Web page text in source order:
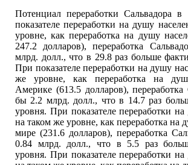
Потенциал переработки Сальвадора
показателе переработки на душу
уровне, как переработка на душу
247.2 долларов), переработка
млрд. долл., что в 29.8 раз больше
При показателе переработки на душу
же уровне, как переработка на
Америке (613.5 долларов),
бы 2.2 млрд. долл., что в 14.7 раз
уровня. При показателе переработки
на таком же уровне, как переработка на
мире (231.6 долларов), переработка
0.84 млрд. долл., что в 5.5 раз
уровня. При показателе переработки